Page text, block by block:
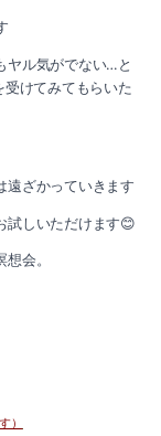
ヤル気がでない…と
けてみてもらいた
遠ざかっていきます
試しいただけます😊
会。
）